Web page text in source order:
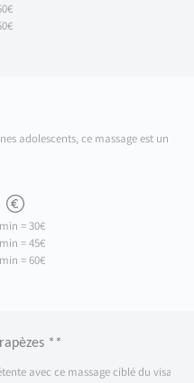
adolescents, ce massage est un
= 30€
= 45€
= 60€
**
avec ce massage ciblé du